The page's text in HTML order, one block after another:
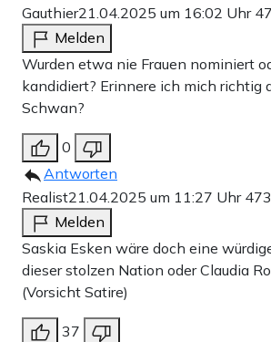
Gauthier21.04.2025 um 16:02 Uhr
Melden
Wurden etwa nie Frauen nominiert
kandidiert? Erinnere ich mich richtig
Schwan?
0
Antworten
Realist21.04.2025 um 11:27 Uhr
Melden
Saskia Esken wäre doch eine
dieser stolzen Nation oder Claudia
(Vorsicht Satire)
37